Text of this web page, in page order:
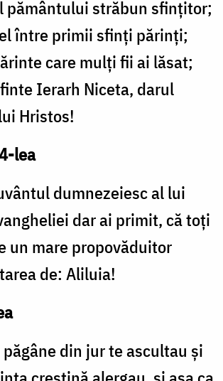
pământului străbun sfinţitor;
între primii sfinţi părinţi;
care mulţi fii ai lăsat;
Ierarh Niceta, darul
Hristos!
lea
dumnezeiesc al lui
dar ai primit, că toţi
un mare propovăduitor
de: Aliluia!
din jur te ascultau şi